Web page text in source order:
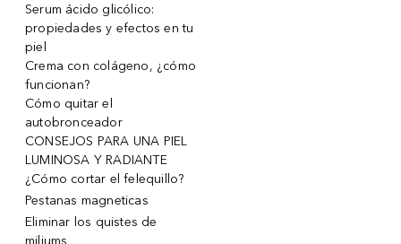
Serum ácido glicólico:
propiedades y efectos en tu
piel
Crema con colágeno, ¿cómo
funcionan?
Cómo quitar el
autobronceador
CONSEJOS PARA UNA PIEL
LUMINOSA Y RADIANTE
¿Cómo cortar el felequillo?
Pestanas magneticas
Eliminar los quistes de
miliums